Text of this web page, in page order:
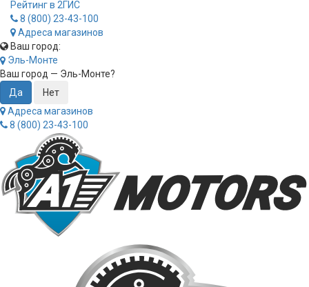
Рейтинг в 2ГИС
8 (800) 23-43-100
Адреса магазинов
Ваш город:
Эль-Монте
Ваш город — Эль-Монте?
Адреса магазинов
8 (800) 23-43-100